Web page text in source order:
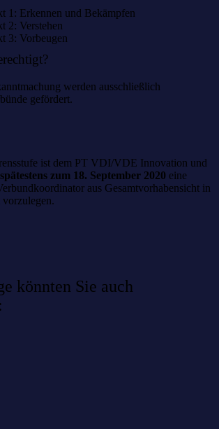
1: Erkennen und Bekämpfen
2: Verstehen
3: Vorbeugen
werden ausschließlich
gefördert.
ist dem PT VDI/VDE Innovation und
zum 18. September 2020 eine
aus Gesamtvorhabensicht in
könnten Sie auch